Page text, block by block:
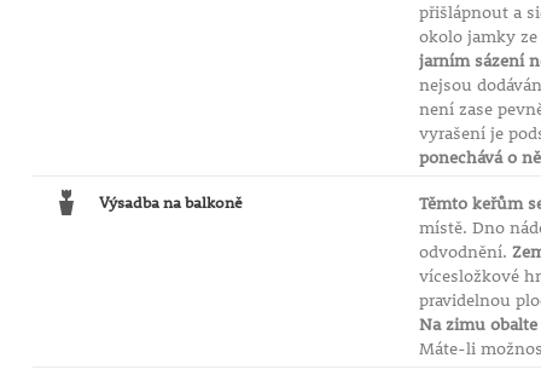
přišlápnout a
okolo jamky
jarním sázení
nejsou
není zase
vyrašení je
ponechává o
Výsadba na balkoně Těmto keřům
místě. Dno
odvodnění.
vícesložkové
pravidelnou
Na zimu
Máte-li